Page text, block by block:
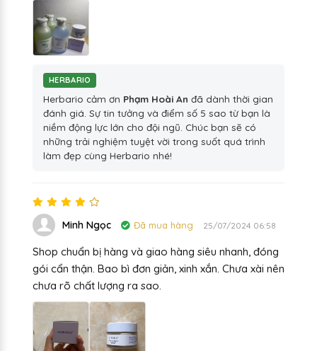
HERBARIO
Herbario cảm ơn Phạm Hoài An đã dành thời gian
đánh giá. Sự tin tưởng và điểm số 5 sao từ bạn là
niềm động lực lớn cho đội ngũ. Chúc bạn sẽ có
những trải nghiệm tuyệt vời trong suốt quá trình
làm đẹp cùng Herbario nhé!
Minh Ngọc Đã mua hàng 25/07/2024 06:58
Shop chuẩn bị hàng và giao hàng siêu nhanh, đóng
gói cẩn thận. Bao bì đơn giản, xinh xắn. Chưa xài nên
chưa rõ chất lượng ra sao.